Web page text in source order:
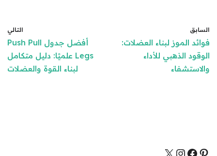
السابق
فوائد الموز لبناء العضلات:
الوقود الذهبي للأداء
والاستشفاء
التالي
أفضل جدول Push Pull
Legs علميًا: دليل متكامل
لبناء القوة والعضلات